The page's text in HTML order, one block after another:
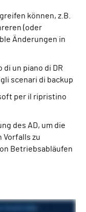
können, z.B.
(oder
Änderungen in
un piano di DR
scenari di backup
per il ripristino
des AD, um die
Vorfalls zu
Betriebsabläufen